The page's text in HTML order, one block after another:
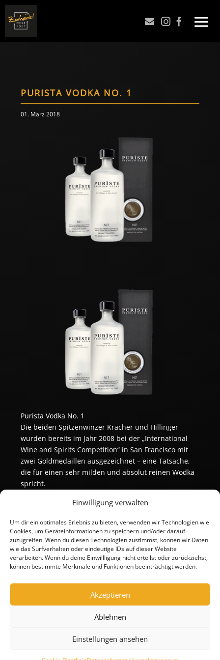
Einwilligung verwalten
Um dir ein optimales Erlebnis zu bieten, verwenden wir Technologien wie
Cookies, um Geräteinformationen zu speichern und/oder darauf
zuzugreifen. Wenn du diesen Technologien zustimmst, können wir Daten
wie das Surfverhalten oder eindeutige IDs auf dieser Website
verarbeiten. Wenn du deine Einwillligung nicht erteilst oder zurückziehst,
können bestimmte Merkmale und Funktionen beeinträchtigt werden.
Akzeptieren
Ablehnen
Einstellungen ansehen
  
PURISTA VODKA NO. 1
01. März 2018
Purista Vodka No. 1
Die beiden Spitzenwinzer Kracher und Hillinger
wurden bereits im Jahr 2008 bei der „International
Wine and Spirits Competition“ in San Francisco mit
zwei Goldmedaillen ausgezeichnet – eine Tatsache,
die für einen sehr milden und absolut reinen Wodka
spricht.